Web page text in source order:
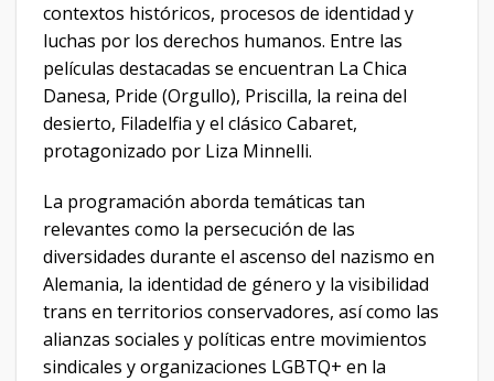
contextos históricos, procesos de identidad y
luchas por los derechos humanos. Entre las
películas destacadas se encuentran La Chica
Danesa, Pride (Orgullo), Priscilla, la reina del
desierto, Filadelfia y el clásico Cabaret,
protagonizado por Liza Minnelli.
La programación aborda temáticas tan
relevantes como la persecución de las
diversidades durante el ascenso del nazismo en
Alemania, la identidad de género y la visibilidad
trans en territorios conservadores, así como las
alianzas sociales y políticas entre movimientos
sindicales y organizaciones LGBTQ+ en la